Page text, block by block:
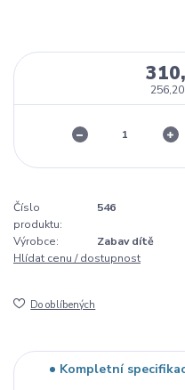
Číslo
produktu:
546
Výrobce:
Zabav dítě
Hlídat cenu / dostupnost
Do oblíbených
Kompletní